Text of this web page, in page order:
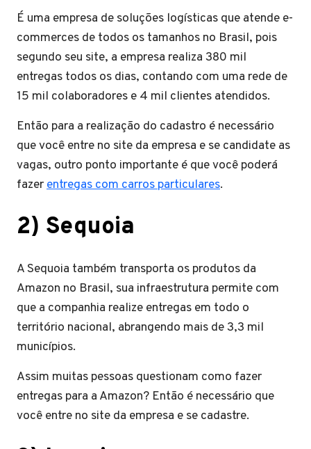
É uma empresa de soluções logísticas que atende e-
commerces de todos os tamanhos no Brasil, pois
segundo seu site, a empresa realiza 380 mil
entregas todos os dias, contando com uma rede de
15 mil colaboradores e 4 mil clientes atendidos.
Então para a realização do cadastro é necessário
que você entre no site da empresa e se candidate as
vagas, outro ponto importante é que você poderá
fazerentregas com carros particulares.
2) Sequoia
A Sequoia também transporta os produtos da
Amazon no Brasil, sua infraestrutura permite com
que a companhia realize entregas em todo o
território nacional, abrangendo mais de 3,3 mil
municípios.
Assim muitas pessoas questionam como fazer
entregas para a Amazon? Então é necessário que
você entre no site da empresa e se cadastre.